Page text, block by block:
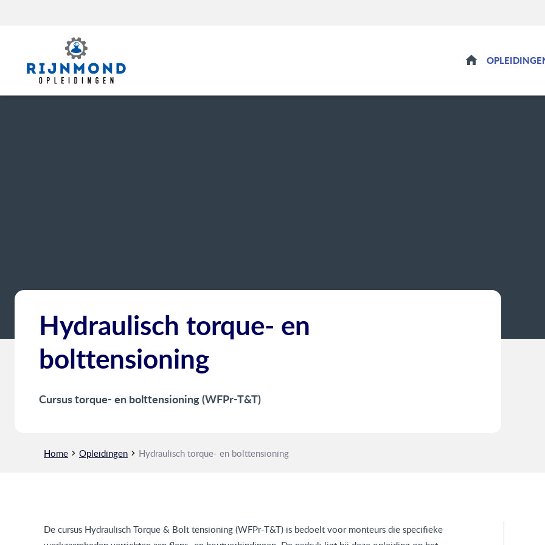
HOME
Hydraulisch torque- en
bolttensioning
Cursus torque- en bolttensioning (WFPr-T&T)
Home Opleidingen Hydraulisch torque- en bolttensioning
De cursus Hydraulisch Torque & Bolt tensioning (WFPr-T&T) is bedoelt voor monteurs die specifieke